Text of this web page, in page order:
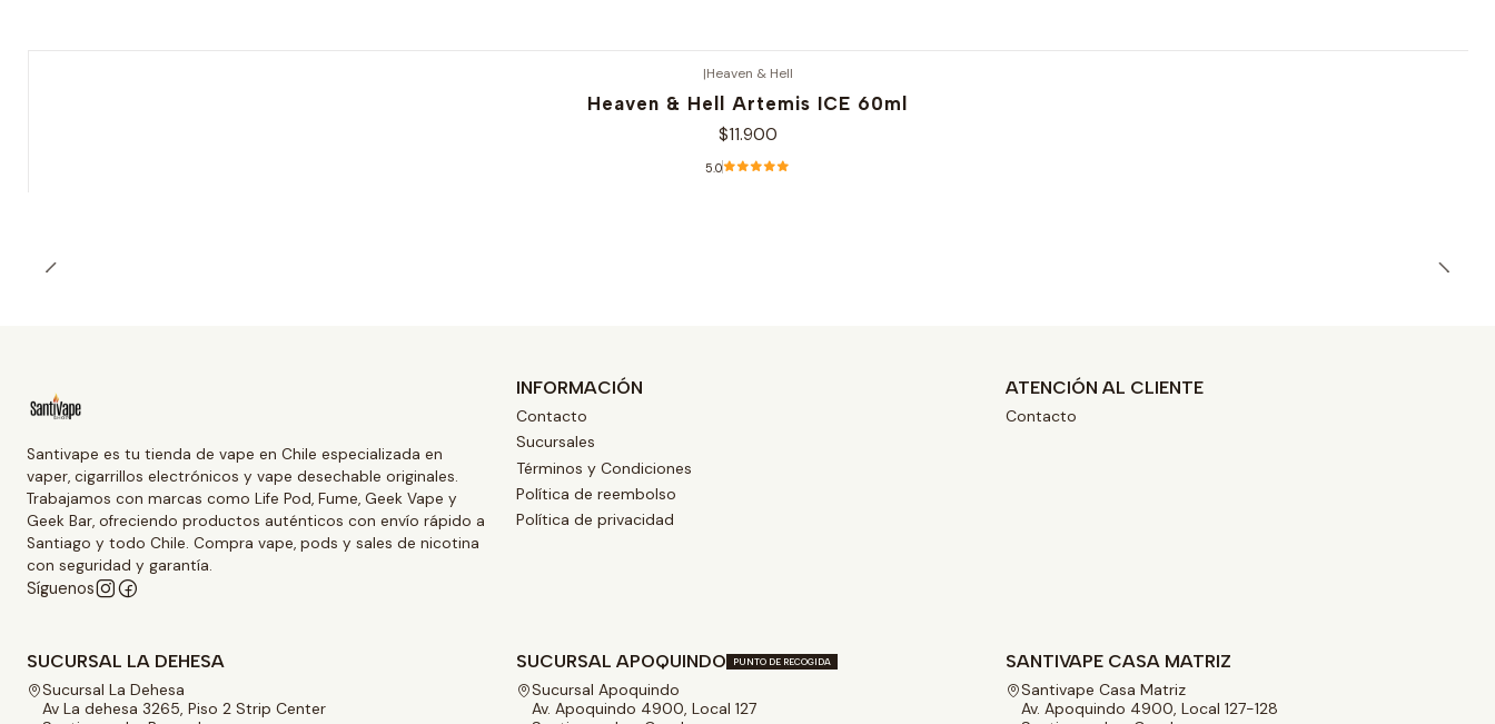
|Heaven & Hell
Heaven & Hell Artemis ICE 60ml
$11.900
5.0
Santivape es tu tienda de vape en Chile especializada en
vaper, cigarrillos electrónicos y vape desechable originales.
Trabajamos con marcas como Life Pod, Fume, Geek Vape y
Geek Bar, ofreciendo productos auténticos con envío rápido a
Santiago y todo Chile. Compra vape, pods y sales de nicotina
con seguridad y garantía.
Síguenos
INFORMACIÓN
Contacto
Sucursales
Términos y Condiciones
Política de reembolso
Política de privacidad
ATENCIÓN AL CLIENTE
Contacto
SUCURSAL LA DEHESA
Sucursal La Dehesa
Av La dehesa 3265, Piso 2 Strip Center
SUCURSAL APOQUINDO PUNTO DE RECOGIDA
Sucursal Apoquindo
Av. Apoquindo 4900, Local 127
SANTIVAPE CASA MATRIZ
Santivape Casa Matriz
Av. Apoquindo 4900, Local 127-128